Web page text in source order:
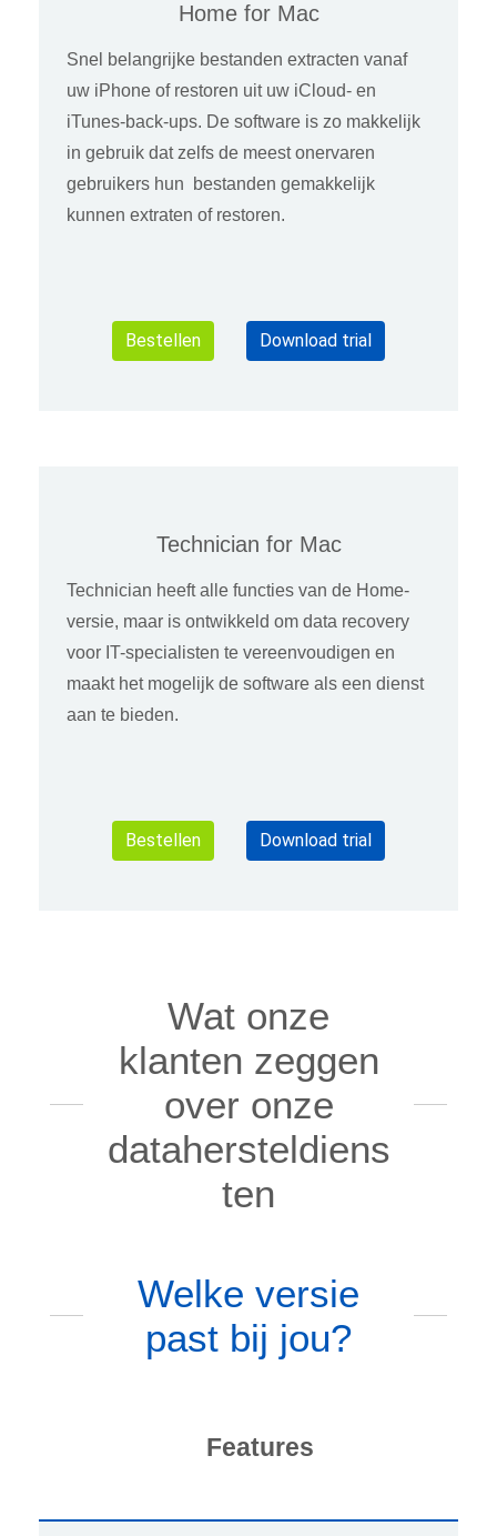
Home for Mac
Snel belangrijke bestanden extracten vanaf
uw iPhone of restoren uit uw iCloud- en
iTunes-back-ups. De software is zo makkelijk
in gebruik dat zelfs de meest onervaren
gebruikers hun bestanden gemakkelijk
kunnen extraten of restoren.
Bestellen Download trial
Technician for Mac
Technician heeft alle functies van de Home-
versie, maar is ontwikkeld om data recovery
voor IT-specialisten te vereenvoudigen en
maakt het mogelijk de software als een dienst
aan te bieden.
Bestellen Download trial
Wat onze
klanten zeggen
over onze
datahersteldiens
ten
Welke versie
past bij jou?
Features